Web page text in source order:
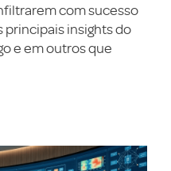
com sucesso
principais insights do
e em outros que